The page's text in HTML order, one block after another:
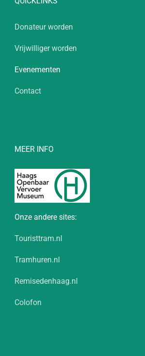
Donateur worden
Vrijwilliger worden
Evenementen
Contact
MEER INFO
Onze andere sites:
Touristtram.nl
Tramhuren.nl
Remisedenhaag.nl
Colofon